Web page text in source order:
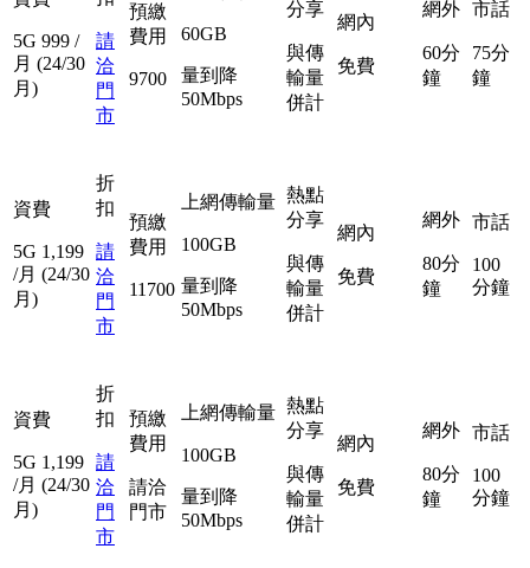
5G 999 /
月 (24/30
月)
請
洽
門
市
預繳
費用
9700
60GB
量到降
50Mbps
分享
與傳
輸量
併計
網內
免費
網外
60分
鐘
市話
75分
鐘
資費
5G 1,199
/月 (24/30
月)
折
扣
請
洽
門
市
預繳
費用
11700
上網傳輸量
100GB
量到降
50Mbps
熱點
分享
與傳
輸量
併計
網內
免費
網外
80分
鐘
市話
100
分鐘
資費
5G 1,199
/月 (24/30
月)
折
扣
請
洽
門
市
預繳
費用
請洽
門市
上網傳輸量
100GB
量到降
50Mbps
熱點
分享
與傳
輸量
併計
網內
免費
網外
80分
鐘
市話
100
分鐘